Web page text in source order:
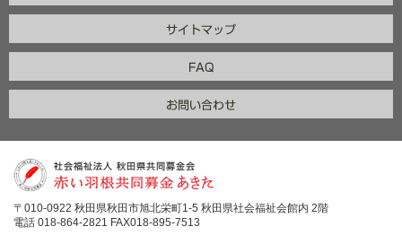
〒010-0922 秋田県秋田市旭北栄町1-5 秋田県社会福祉会館内 2階
電話 018-864-2821 FAX018-895-7513